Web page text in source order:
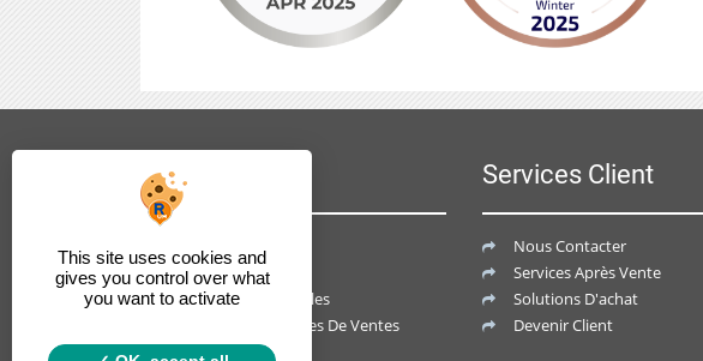
Information
Notre Société
Points De Ventes
Données Personnelles
Conditions Générales De Ventes
Services Client
Nous Contacter
Services Après Vente
Solutions D'achat
Devenir Client
This site uses cookies and
gives you control over what
you want to activate